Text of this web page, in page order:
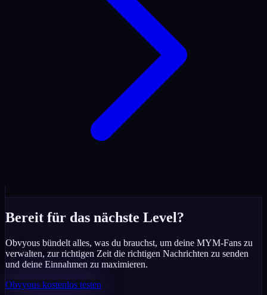
Bereit für das nächste Level?
Obvyous bündelt alles, was du brauchst, um deine MYM-Fans zu
verwalten, zur richtigen Zeit die richtigen Nachrichten zu senden
und deine Einnahmen zu maximieren.
Obvyous kostenlos testen